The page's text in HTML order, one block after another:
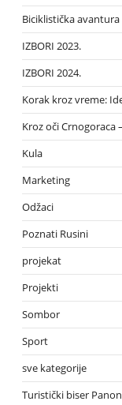
Biciklistička
IZBORI 2023.
IZBORI 2024.
Korak kroz vreme:
Kroz oči Crnogoraca
Kula
Marketing
Odžaci
Poznati Rusini
projekat
Projekti
Sombor
Sport
sve kategorije
Turistički biser